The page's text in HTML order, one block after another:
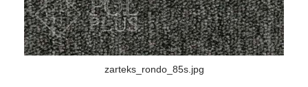
zarteks_rondo_85s.jpg